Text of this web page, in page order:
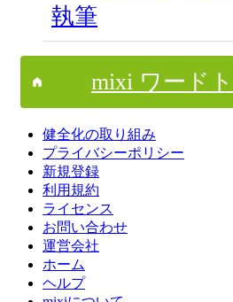
執筆
mixi ワード
健全化の取り組み
プライバシーポリシー
新規登録
利用規約
ライセンス
お問い合わせ
運営会社
ホーム
ヘルプ